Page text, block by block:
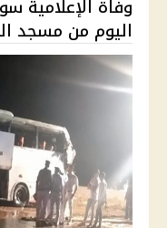
وفاة الإعلامية
اليوم من مسجد